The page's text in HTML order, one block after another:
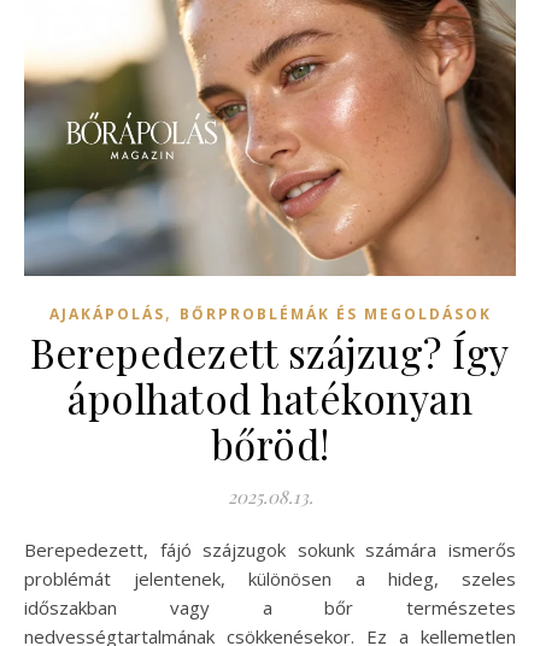
AJAKÁPOLÁS, BŐRPROBLÉMÁK ÉS MEGOLDÁSOK
Berepedezett szájzug? Így
ápolhatod hatékonyan
bőröd!
2025.08.13.
Berepedezett, fájó szájzugok sokunk számára ismerős
problémát jelentenek, különösen a hideg, szeles
időszakban vagy a bőr természetes
nedvességtartalmának csökkenésekor. Ez a kellemetlen